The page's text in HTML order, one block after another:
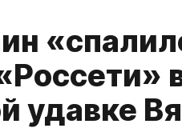
удавке